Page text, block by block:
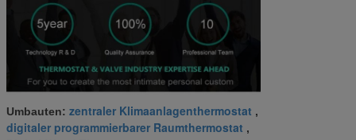
Umbauten: zentraler Klimaanlagenthermostat ,
digitaler programmierbarer Raumthermostat ,